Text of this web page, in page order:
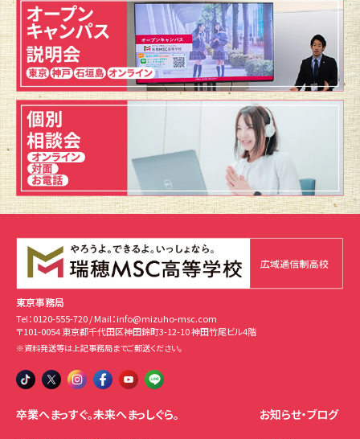
東京事務局
Tel：0120-555-720/ Mail：info@mizuho-msc.com
〒101-0054 東京都千代田区神田錦町3-12-10 神田竹尾ビル4階
※資料発送等は上記事務局までご郵送ください。
卒業へまっすぐ。未来へまっしぐら。 お知らせ・ブログ